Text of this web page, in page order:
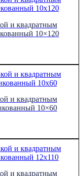
и квадратным
10×120
и квадратным
10×60
и квадратным